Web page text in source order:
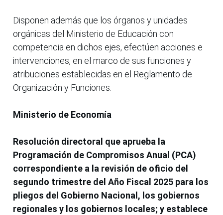
Disponen además que los órganos y unidades
orgánicas del Ministerio de Educación con
competencia en dichos ejes, efectúen acciones e
intervenciones, en el marco de sus funciones y
atribuciones establecidas en el Reglamento de
Organización y Funciones.
Ministerio de Economía
Resolución directoral que aprueba la
Programación de Compromisos Anual (PCA)
correspondiente a la revisión de oficio del
segundo trimestre del Año Fiscal 2025 para los
pliegos del Gobierno Nacional, los gobiernos
regionales y los gobiernos locales; y establece